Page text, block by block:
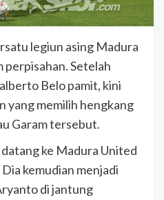
legiun asing Madura
perpisahan. Setelah
Belo pamit, kini
yang memilih hengkang
Garam tersebut.
ke Madura United
kemudian menjadi
di jantung